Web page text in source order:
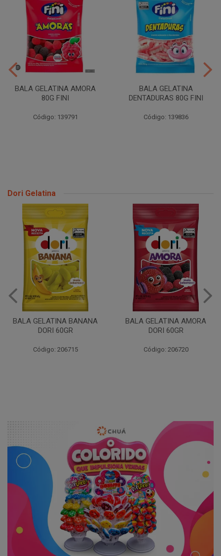
BALA GELATINA AMORA
80G FINI
Código: 139791
BALA GELATINA
DENTADURAS 80G FINI
Código: 139836
Dori Gelatina
BALA GELATINA BANANA
DORI 60GR
Código: 206715
BALA GELATINA AMORA
DORI 60GR
Código: 206720